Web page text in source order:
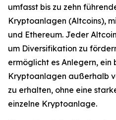
umfasst bis zu zehn
Kryptoanlagen (Altcoins),
und Ethereum. Jeder
um Diversifikation zu
ermöglicht es Anlegern, ein
Kryptoanlagen außerhalb
zu erhalten, ohne eine
einzelne Kryptoanlage.